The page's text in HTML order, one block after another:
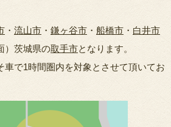
・流山市・鎌ヶ谷市・船橋市・白井市
）茨城県の取手市となります。
車で1時間圏内を対象とさせて頂いてお